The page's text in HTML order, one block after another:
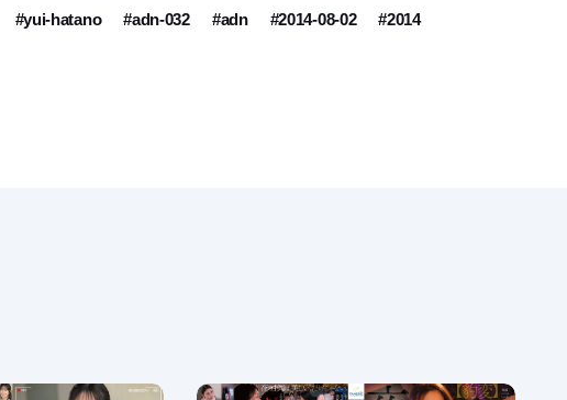
#yui-hatano #adn-032 #adn #2014-08-02
#2014